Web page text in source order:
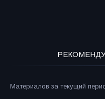
Материалов за текущий